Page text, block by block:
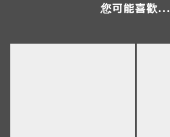
您可能喜歡...